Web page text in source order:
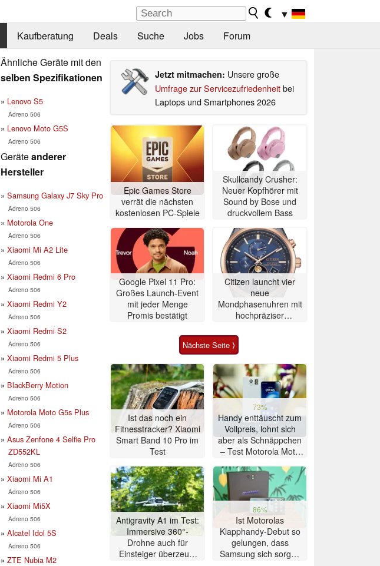
▼
Kaufberatung Deals Suche Jobs Forum
Ähnliche Geräte mit den
selben Spezifikationen
Lenovo S5
Adreno 506
Lenovo Moto G5S
Adreno 506
Geräteanderer
Hersteller
Samsung Galaxy J7 Sky Pro
Adreno 506
Motorola One
Adreno 506
Xiaomi Mi A2 Lite
Adreno 506
Xiaomi Redmi 6 Pro
Adreno 506
Xiaomi Redmi Y2
Adreno 506
Xiaomi Redmi S2
Adreno 506
Xiaomi Redmi 5 Plus
Adreno 506
BlackBerry Motion
Adreno 506
Motorola Moto G5s Plus
Adreno 506
Asus Zenfone 4 Selfie Pro
ZD552KL
Adreno 506
Xiaomi Mi A1
Adreno 506
Xiaomi Mi5X
Adreno 506
Alcatel Idol 5S
Adreno 506
ZTE Nubia M2
Jetzt mitmachen: Unsere große
Umfrage zur Servicezufriedenheitbei
Laptops und Smartphones 2026
Epic Games Store
verrät die nächsten
kostenlosen PC-Spiele
Skullcandy Crusher:
Neuer Kopfhörer mit
Sound by Bose und
druckvollem Bass
Google Pixel 11 Pro:
Großes Launch-Event
mit jeder Menge
Promis bestätigt
Citizen launcht vier
neue
Mondphasenuhren mit
hochpräziser
Nächste Seite ⟩
Ist das noch ein
Fitnesstracker? Xiaomi
Smart Band 10 Pro im
Test
73%
Handy enttäuscht zum
Vollpreis, lohnt sich
aber als Schnäppchen
– Test Motorola Moto
Antigravity A1 im Test:
Immersive 360°-
Drohne auch für
Einsteiger überzeugt
86%
Ist Motorolas
Klapphandy-Debut so
gelungen, dass
Samsung sich sorgen